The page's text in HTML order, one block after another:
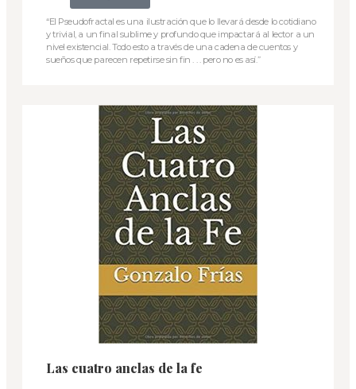
“El Pseudofractal es una ilustración que lo llevará desde lo cotidiano
y trivial, a un final sublime y profundo que impactará al lector a un
nivel existencial. Todo esto a través de una cadena de cuentos y
sueños que parecen repetirse sin fin . . . pero no es así.”
Las cuatro anclas de la fe